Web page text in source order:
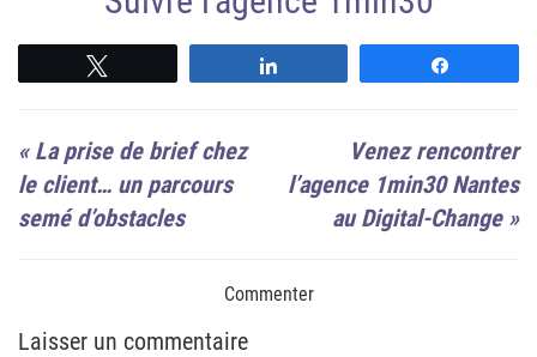
« La prise de brief chez
le client… un parcours
semé d’obstacles
Venez rencontrer
l’agence 1min30 Nantes
au Digital-Change»
Commenter
Laisser un commentaire